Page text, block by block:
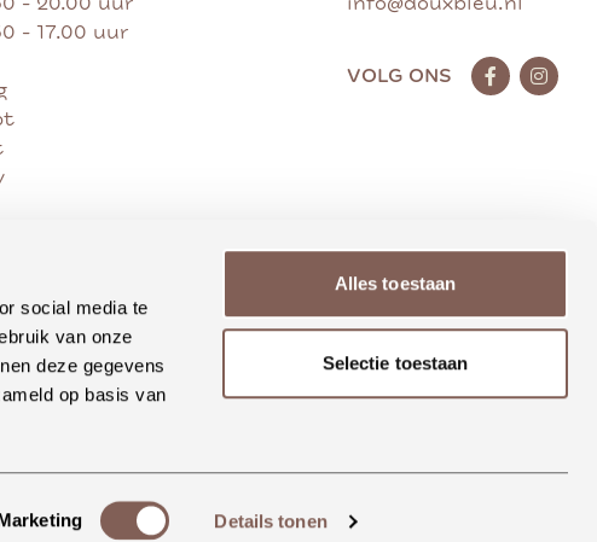
social media te
van onze
deze gegevens
op basis van
Details tonen
Alles toestaan
Selectie toestaan
- 17.00 uur
VOLG ONS
Realisatie Rosegaar.nl